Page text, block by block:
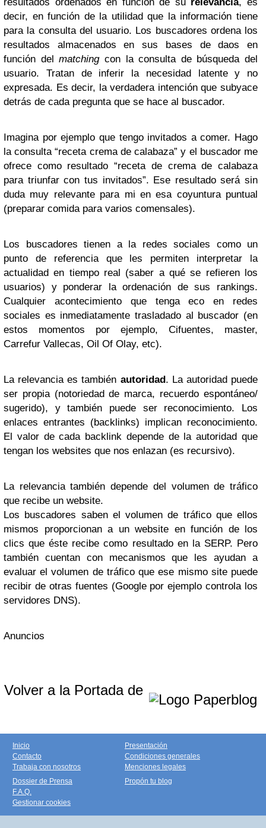
decir, en función de la utilidad que la información tiene
para la consulta del usuario. Los buscadores ordena los
resultados almacenados en sus bases de daos en
función delmatchingcon la consulta de búsqueda del
usuario. Tratan de inferir la necesidad latente y no
expresada. Es decir, la verdadera intención que subyace
detrás de cada pregunta que se hace al buscador.
Imagina por ejemplo que tengo invitados a comer. Hago
la consulta “receta crema de calabaza” y el buscador me
ofrece como resultado “receta de crema de calabaza
para triunfar con tus invitados”. Ese resultado será sin
duda muy relevante para mi en esa coyuntura puntual
(preparar comida para varios comensales).
Los buscadores tienen a la redes sociales como un
punto de referencia que les permiten interpretar la
actualidad en tiempo real (saber a qué se refieren los
usuarios) y ponderar la ordenación de sus rankings.
Cualquier acontecimiento que tenga eco en redes
sociales es inmediatamente trasladado al buscador (en
estos momentos por ejemplo, Cifuentes, master,
Carrefur Vallecas, Oil Of Olay, etc).
La relevancia es también autoridad. La autoridad puede
ser propia (notoriedad de marca, recuerdo espontáneo/
sugerido), y también puede ser reconocimiento. Los
enlaces entrantes (backlinks) implican reconocimiento.
El valor de cada backlink depende de la autoridad que
tengan los websites que nos enlazan (es recursivo).
La relevancia también depende del volumen de tráfico
que recibe un website.
Los buscadores saben el volumen de tráfico que ellos
mismos proporcionan a un website en función de los
clics que éste recibe como resultado en la SERP. Pero
también cuentan con mecanismos que les ayudan a
evaluar el volumen de tráfico que ese mismo site puede
recibir de otras fuentes (Google por ejemplo controla los
servidores DNS).
Anuncios
Volver a la Portada de
Inicio
Contacto
Trabaja con nosotros
Presentación
Condiciones generales
Menciones legales
Dossier de Prensa
F.A.Q.
Gestionar cookies
Propón tu blog